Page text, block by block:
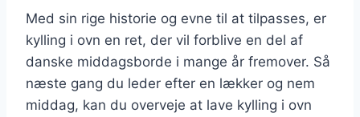
Med sin rige historie og evne til at tilpasses, er
kylling i ovn en ret, der vil forblive en del af
danske middagsborde i mange år fremover. Så
næste gang du leder efter en lækker og nem
middag, kan du overveje at lave kylling i ovn